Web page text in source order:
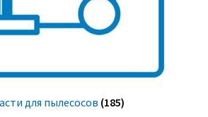
для пылесосов (185)